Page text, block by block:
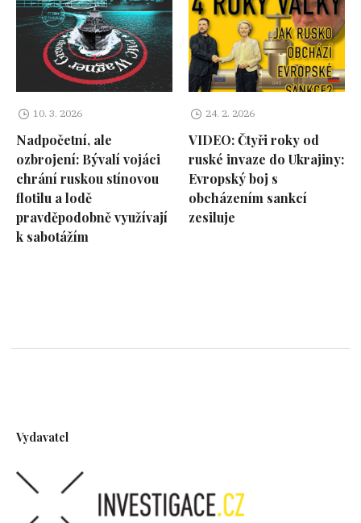
10. 3. 2026
Nadpočetní, ale
ozbrojení: Bývalí vojáci
chrání ruskou stínovou
flotilu a lodě
pravděpodobně využívají
k sabotážím
24. 2. 2026
VIDEO: Čtyři roky od
ruské invaze do Ukrajiny:
Evropský boj s
obcházením sankcí
zesiluje
Vydavatel